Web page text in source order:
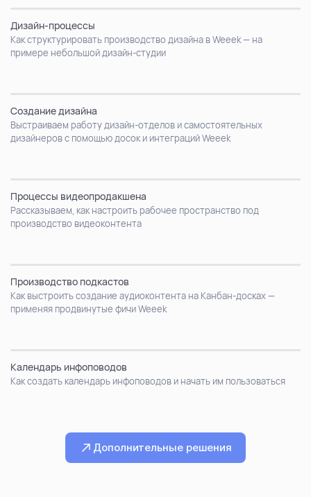
Дизайн-процессы
Как структурировать производство дизайна в Weeek — на
примере небольшой дизайн-студии
Создание дизайна
Выстраиваем работу дизайн-отделов и самостоятельных
дизайнеров с помощью досок и интеграций Weeek
Процессы видеопродакшена
Рассказываем, как настроить рабочее пространство под
производство видеоконтента
Производство подкастов
Как выстроить создание аудиоконтента на Канбан-досках —
применяя продвинутые фичи Weeek
Календарь инфоповодов
Как создать календарь инфоповодов и начать им пользоваться
Дополнительные решения